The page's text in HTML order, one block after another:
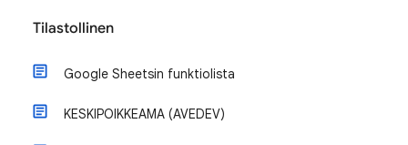
Tilastollinen
Google Sheetsin funktiolista
KESKIPOIKKEAMA (AVEDEV)